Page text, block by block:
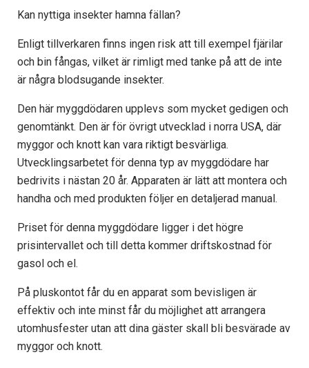
Kan nyttiga insekter hamna fällan?
Enligt tillverkaren finns ingen risk att till exempel fjärilar
och bin fångas, vilket är rimligt med tanke på att de inte
är några blodsugande insekter.
Den här myggdödaren upplevs som mycket gedigen och
genomtänkt. Den är för övrigt utvecklad i norra USA, där
myggor och knott kan vara riktigt besvärliga.
Utvecklingsarbetet för denna typ av myggdödare har
bedrivits i nästan 20 år. Apparaten är lätt att montera och
handha och med produkten följer en detaljerad manual.
Priset för denna myggdödare ligger i det högre
prisintervallet och till detta kommer driftskostnad för
gasol och el.
På pluskontot får du en apparat som bevisligen är
effektiv och inte minst får du möjlighet att arrangera
utomhusfester utan att dina gäster skall bli besvärade av
myggor och knott.